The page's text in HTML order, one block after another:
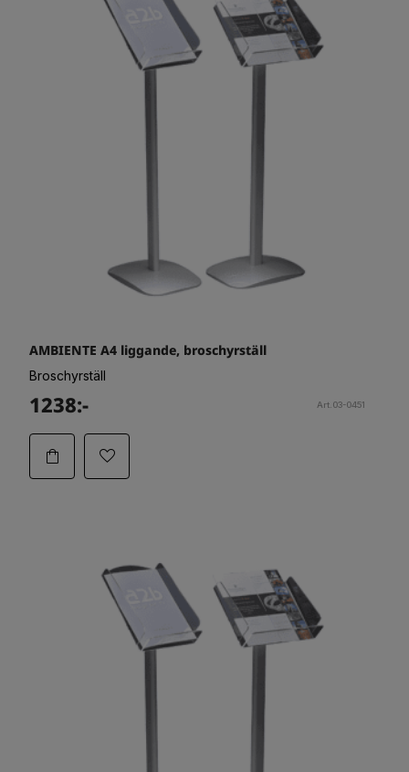
AMBIENTE A4 liggande, broschyrställ
Broschyrställ
1238:- Art.03-0451